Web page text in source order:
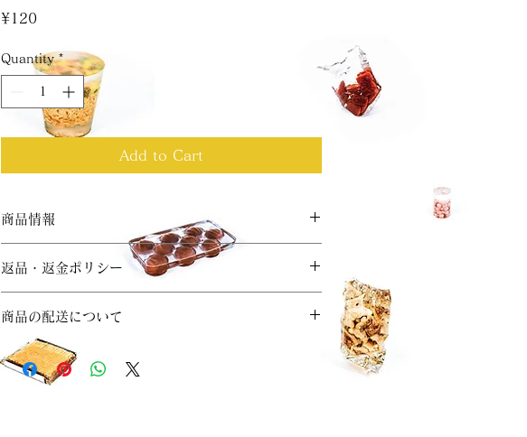
¥120
Quantity *
Add to Cart
商品情報
商品の詳細を入力してください。サイズ、素材、取扱説
明に加え、商品の特徴やおすすめのポイントなどを説明
しましょう。
返品・返金ポリシー
だけなかった場合の返品・返金ポリシーと手順を説明し
ましょう。規約の内容を明確にすることで、お客様の信
頼を獲得し、安心して商品をご購入いただけます。
商品の配送について
配送地域、料金、所要時間、梱包など、商品の配送に関
する情報を入力してください。配送情報を明確にするこ
とで、お客様の信頼を獲得し、安心して商品をご購入い